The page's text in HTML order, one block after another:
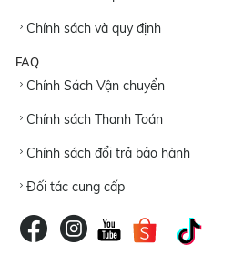
Chính sách và quy định
FAQ
Chính Sách Vận chuyển
Chính sách Thanh Toán
Chính sách đổi trả bảo hành
Đối tác cung cấp